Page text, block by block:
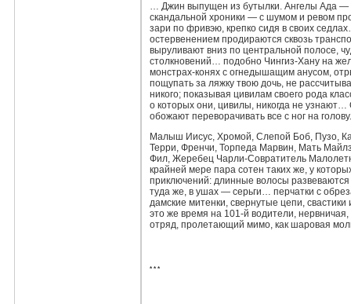
… Джин выпущен из бутылки. Ангелы Ада —
скандальной хроники — с шумом и ревом
зари по фривэю, крепко сидя в своих
остервенением продираются сквозь
выруливают вниз по центральной полосе,
столкновений… подобно Чингиз‑Хану на
монстрах‑конях с огнедышащим анусом,
пощупать за ляжку твою дочь, не
никого; показывая цивилам своего рода
о которых они, цивилы, никогда не
обожают переворачивать все с ног на голову.
Малыш Иисус, Хромой, Слепой Боб, Пузо,
Терри, Френчи, Торпеда Марвин, Мать
Фил, Жеребец Чарли‑Совратитель
крайней мере пара сотен таких же, у
приключений: длинные волосы
туда же, в ушах — серьги… перчатки с
дамские митенки, свернутые цепи,
это же время на 101‑й водители,
отряд, пролетающий мимо, как шаровая
* * *